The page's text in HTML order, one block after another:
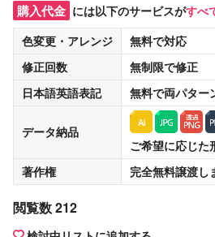
購入代金 には以下のサービスがすべ
色変更・アレンジ
無料で対応
修正回数
無制限で修正
日本語英語表記
無料で両パター
データ納品
ご希望に応じた
著作権
完全無料譲渡し
閲覧数 212